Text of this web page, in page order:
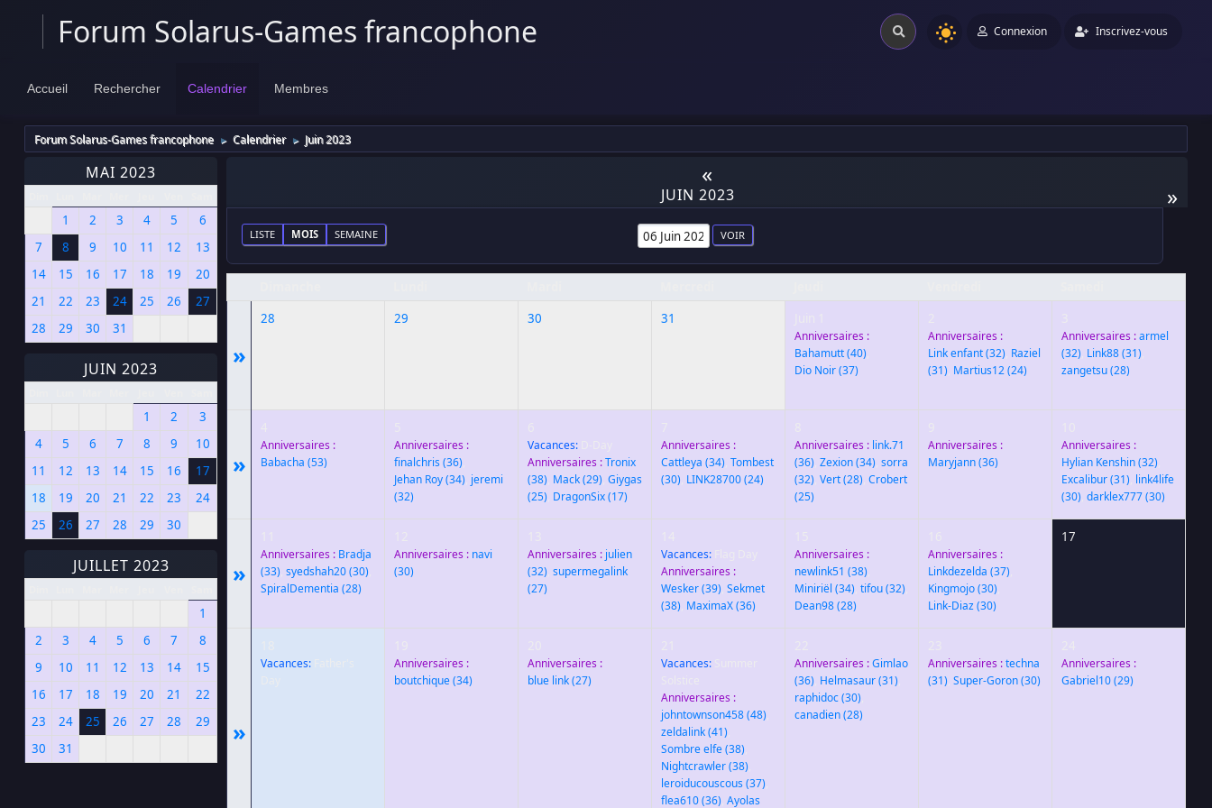
Forum Solarus-Games francophone Connexion Inscrivez-vous
Accueil Rechercher Calendrier Membres
Forum Solarus-Games francophone ► Calendrier ► Juin 2023
MAI 2023
1 2 3 4 5
6
7
8 9 10 11 12
13
14
15 16 17 18 19
20
21
22 23 24 25 26
27
28
29 30 31
JUIN 2023
1 2
3
4
5 6 7 8 9
10
11
12 13 14 15 16
17
18
19 20 21 22 23
24
25
26 27 28 29 30
JUILLET 2023
1
2
3 4 5 6 7
8
9
10 11 12 13 14
15
16
17 18 19 20 21
22
23
24 25 26 27 28
29
30
31
«
»
JUIN 2023
LISTE MOIS SEMAINE
»
28 29 30 31
Anniversaires :
Bahamutt(40)
Dio Noir(37)
Anniversaires :
Link enfant(32) Raziel
(31) Martius12(24)
Anniversaires :armel
(32) Link88(31)
zangetsu(28)
»
Anniversaires :
Babacha (53)
Anniversaires :
finalchris (36)
Jehan Roy(34) jeremi
(32)
Vacances:
Anniversaires :Tronix
(38) Mack(29) Giygas
(25) DragonSix(17)
Anniversaires :
Cattleya (34) Tombest
(30) LINK28700(24)
Anniversaires : link.71
(36) Zexion(34) sorra
(32) Vert(28) Crobert
(25)
Anniversaires :
Maryjann(36)
Anniversaires :
Hylian Kenshin(32)
Excalibur(31) link4life
(30) darklex777(30)
»
Anniversaires : Bradja
(33) syedshah20(30)
SpiralDementia (28)
Anniversaires : navi
(30)
Anniversaires : julien
(32) supermegalink
(27)
Vacances:
Anniversaires :
Wesker(39) Sekmet
(38) MaximaX(36)
Anniversaires :
newlink51 (38)
Miniriël (34) tifou(32)
Dean98(28)
Anniversaires :
Linkdezelda (37)
Kingmojo(30)
Link-Diaz(30)
17
»
Vacances:
Anniversaires :
boutchique(34)
Anniversaires :
blue link(27)
Vacances:
Anniversaires :
johntownson458(48)
zeldalink(41)
Sombre elfe(38)
Nightcrawler(38)
leroiducouscous (37)
flea610(36) Ayolas
Anniversaires :Gimlao
(36) Helmasaur(31)
raphidoc(30)
canadien(28)
Anniversaires :techna
(31) Super-Goron(30)
Anniversaires :
Gabriel10(29)